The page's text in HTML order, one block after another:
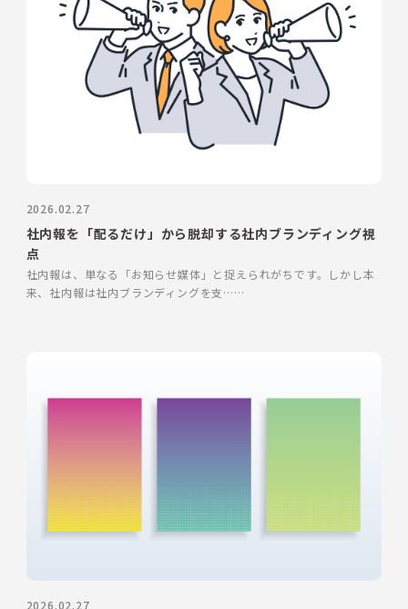
2026.02.27
社内報を「配るだけ」から脱却する社内ブランディング視
点
社内報は、単なる「お知らせ媒体」と捉えられがちです。しかし本
来、社内報は社内ブランディングを支……
2026.02.27